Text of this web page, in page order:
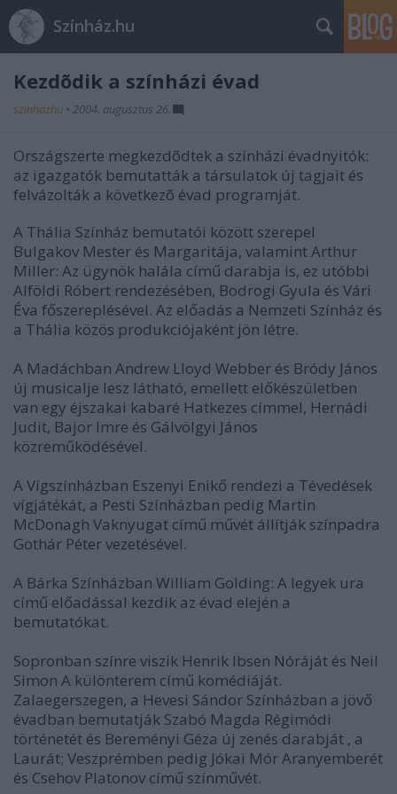
Színház.hu
Kezdõdik a színházi évad
szinhazhu • 2004. augusztus 26.
Országszerte megkezdõdtek a színházi évadnyitók:
az igazgatók bemutatták a társulatok új tagjait és
felvázolták a következõ évad programját.
A Thália Színház bemutatói között szerepel
Bulgakov Mester és Margaritája, valamint Arthur
Miller: Az ügynök halála című darabja is, ez utóbbi
Alföldi Róbert rendezésében, Bodrogi Gyula és Vári
Éva főszereplésével. Az előadás a Nemzeti Színház és
a Thália közös produkciójaként jön létre.
A Madáchban Andrew Lloyd Webber és Bródy János
új musicalje lesz látható, emellett előkészületben
van egy éjszakai kabaré Hatkezes címmel, Hernádi
Judit, Bajor Imre és Gálvölgyi János
közreműködésével.
A Vígszínházban Eszenyi Enikő rendezi a Tévedések
vígjátékát, a Pesti Színházban pedig Martin
McDonagh Vaknyugat című művét állítják színpadra
Gothár Péter vezetésével.
A Bárka Színházban William Golding: A legyek ura
című előadással kezdik az évad elején a
bemutatókat.
Sopronban színre viszik Henrik Ibsen Nóráját és Neil
Simon A különterem című komédiáját.
Zalaegerszegen, a Hevesi Sándor Színházban a jövő
évadban bemutatják Szabó Magda Régimódi
történetét és Bereményi Géza új zenés darabját , a
Laurát; Veszprémben pedig Jókai Mór Aranyemberét
és Csehov Platonov című színművét.